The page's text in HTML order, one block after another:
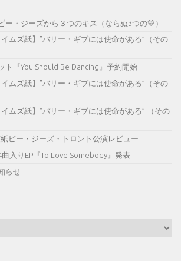
ー・ジーズから３つのキス（ならぬ3つの💛）
イムズ紙】”バリー・ギブには使命がある”（その
ト『You Should Be Dancing』予約開始
イムズ紙】”バリー・ギブには使命がある”（その
イムズ紙】”バリー・ギブには使命がある” （その
紙ビー・ジーズ・トロント公演レビュー
入りEP『To Love Somebody』発表
らせ